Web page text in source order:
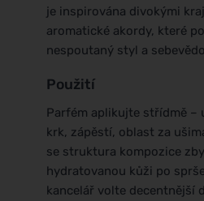
je inspirována divokými
aromatické akordy, které
nespoutaný styl a
Použití
Parfém aplikujte střídmě –
krk, zápěstí, oblast za
se struktura kompozice
hydratovanou kůži po
kancelář volte decentnější